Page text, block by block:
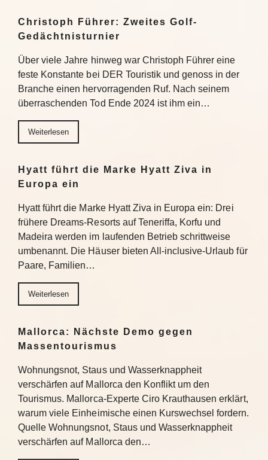
Christoph Führer: Zweites Golf-
Gedächtnisturnier
Über viele Jahre hinweg war Christoph Führer eine
feste Konstante bei DER Touristik und genoss in der
Branche einen hervorragenden Ruf. Nach seinem
überraschenden Tod Ende 2024 ist ihm ein…
Weiterlesen
Hyatt führt die Marke Hyatt Ziva in
Europa ein
Hyatt führt die Marke Hyatt Ziva in Europa ein: Drei
frühere Dreams-Resorts auf Teneriffa, Korfu und
Madeira werden im laufenden Betrieb schrittweise
umbenannt. Die Häuser bieten All-inclusive-Urlaub für
Paare, Familien…
Weiterlesen
Mallorca: Nächste Demo gegen
Massentourismus
Wohnungsnot, Staus und Wasserknappheit
verschärfen auf Mallorca den Konflikt um den
Tourismus. Mallorca-Experte Ciro Krauthausen erklärt,
warum viele Einheimische einen Kurswechsel fordern.
Quelle Wohnungsnot, Staus und Wasserknappheit
verschärfen auf Mallorca den…